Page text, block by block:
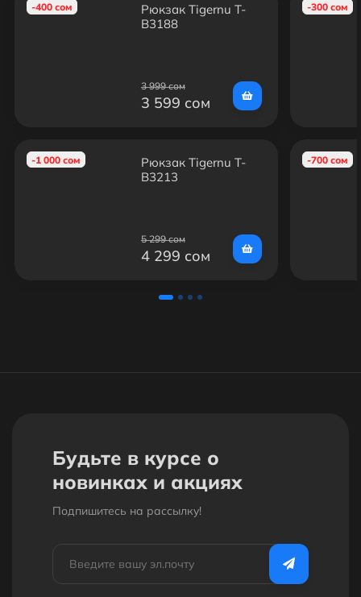
-400 сом
Рюкзак Tigernu T-
B3188
3 999 сом
3 599 сом
-1 000 сом
Рюкзак Tigernu T-
B3213
5 299 сом
4 299 сом
-300 сом
-700 сом
Будьте в курсе о
новинках и акциях
Подпишитесь на рассылкy!